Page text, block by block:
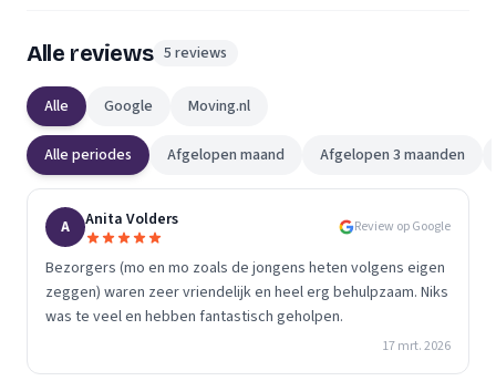
Alle reviews 5 reviews
Alle Google Moving.nl
Alle periodes Afgelopen maand Afgelopen 3 maanden
A Anita Volders Review op Google
Bezorgers (mo en mo zoals de jongens heten volgens eigen
zeggen) waren zeer vriendelijk en heel erg behulpzaam. Niks
was te veel en hebben fantastisch geholpen.
17 mrt. 2026